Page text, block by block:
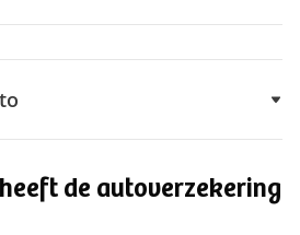
de autoverzekering